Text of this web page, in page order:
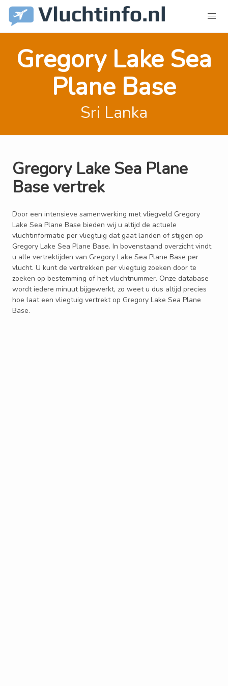
Gregory Lake Sea
Plane Base
Sri Lanka
Gregory Lake Sea Plane
Base vertrek
Door een intensieve samenwerking met vliegveld Gregory
Lake Sea Plane Base bieden wij u altijd de actuele
vluchtinformatie per vliegtuig dat gaat landen of stijgen op
Gregory Lake Sea Plane Base. In bovenstaand overzicht vindt
u alle vertrektijden van Gregory Lake Sea Plane Base per
vlucht. U kunt de vertrekken per vliegtuig zoeken door te
zoeken op bestemming of het vluchtnummer. Onze database
wordt iedere minuut bijgewerkt, zo weet u dus altijd precies
hoe laat een vliegtuig vertrekt op Gregory Lake Sea Plane
Base.